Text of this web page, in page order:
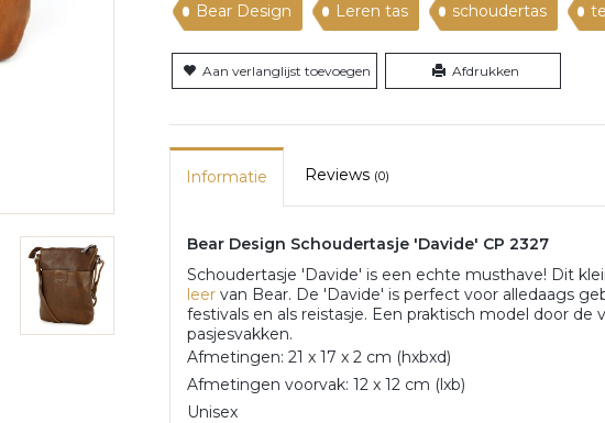
Bear Design Leren tas schoudertas
Aan verlanglijst toevoegen Afdrukken
Informatie Reviews (0)
Bear Design Schoudertasje 'Davide' CP 2327
Schoudertasje 'Davide' is een echte musthave! Dit
leer van Bear. De 'Davide' is perfect voor alledaags
festivals en als reistasje. Een praktisch model door
pasjesvakken.
Afmetingen: 21 x 17 x 2 cm (hxbxd)
Afmetingen voorvak: 12 x 12 cm (lxb)
Unisex